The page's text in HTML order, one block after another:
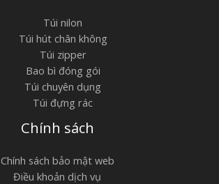
Túi nilon
Túi hút chân không
Túi zipper
Bao bì đóng gói
Túi chuyên dụng
Túi đựng rác
Chính sách
Chính sách bảo mật web
Điều khoản dịch vụ